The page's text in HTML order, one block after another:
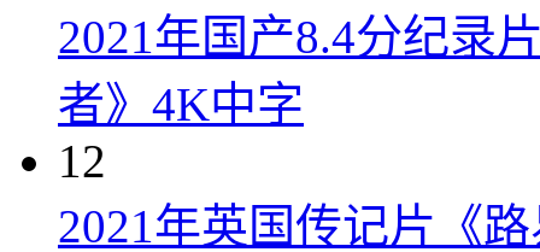
2021年国产8.4分纪录
者》4K中字
12
2021年英国传记片《